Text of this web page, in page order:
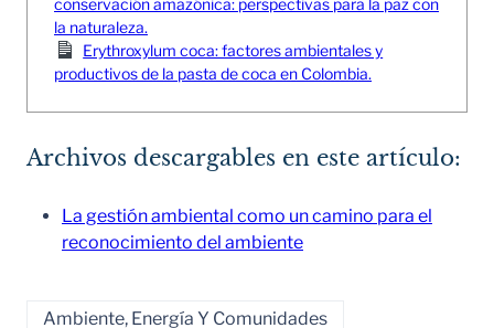
conservación amazónica: perspectivas para la paz con
la naturaleza.
Erythroxylum coca: factores ambientales y
productivos de la pasta de coca en Colombia.
Archivos descargables en este artículo:
La gestión ambiental como un camino para el
reconocimiento del ambiente
Ambiente, Energía Y Comunidades